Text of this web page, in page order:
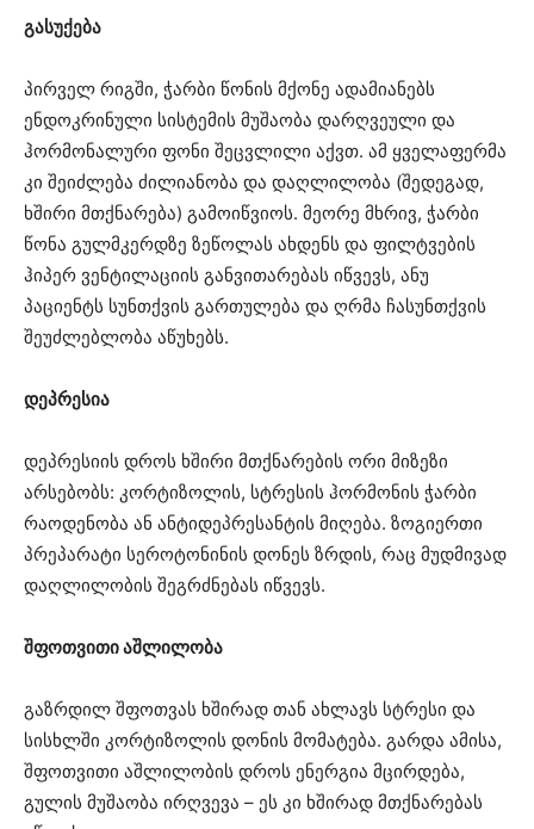
გასუქება
პირველ რიგში, ჭარბი წონის მქონე ადამიანებს
ენდოკრინული სისტემის მუშაობა დარღვეული და
ჰორმონალური ფონი შეცვლილი აქვთ. ამ ყველაფერმა
კი შეიძლება ძილიანობა და დაღლილობა (შედეგად,
ხშირი მთქნარება) გამოიწვიოს. მეორე მხრივ, ჭარბი
წონა გულმკერდზე ზეწოლას ახდენს და ფილტვების
ჰიპერ ვენტილაციის განვითარებას იწვევს, ანუ
პაციენტს სუნთქვის გართულება და ღრმა ჩასუნთქვის
შეუძლებლობა აწუხებს.
დეპრესია
დეპრესიის დროს ხშირი მთქნარების ორი მიზეზი
არსებობს: კორტიზოლის, სტრესის ჰორმონის ჭარბი
რაოდენობა ან ანტიდეპრესანტის მიღება. ზოგიერთი
პრეპარატი სეროტონინის დონეს ზრდის, რაც მუდმივად
დაღლილობის შეგრძნებას იწვევს.
შფოთვითი აშლილობა
გაზრდილ შფოთვას ხშირად თან ახლავს სტრესი და
სისხლში კორტიზოლის დონის მომატება. გარდა ამისა,
შფოთვითი აშლილობის დროს ენერგია მცირდება,
გულის მუშაობა ირღვევა – ეს კი ხშირად მთქნარებას